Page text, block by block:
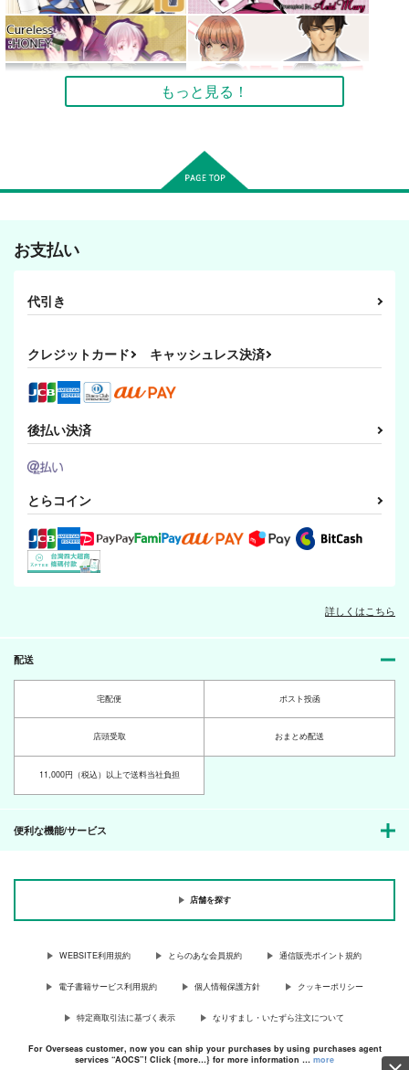
もっと見る！
お支払い
代引き
クレジットカード キャッシュレス決済
後払い決済
とらコイン
詳しくはこちら
配送
宅配便 ポスト投函
店頭受取 おまとめ配送
11,000円（税込）以上で送料当社負担
便利な機能/サービス
店舗を探す
WEBSITE利用規約 とらのあな会員規約 通信販売ポイント規約
電子書籍サービス利用規約 個人情報保護方針 クッキーポリシー
特定商取引法に基づく表示 なりすまし・いたずら注文について
For Overseas customer, now you can ship your purchases by using purchases agent
services “AOCS”! Click {more…} for more information … more